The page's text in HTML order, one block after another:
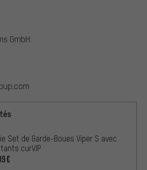
GmbH
Set de Garde-Boues Viper S avec
curVIP